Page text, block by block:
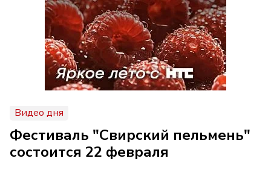
Видео дня
Фестиваль "Свирский пельмень"
состоится 22 февраля